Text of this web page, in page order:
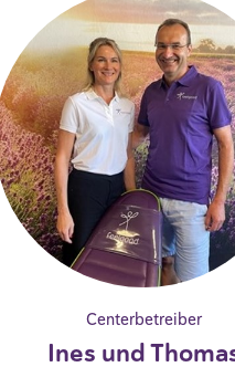
Centerbetreiber
Ines und